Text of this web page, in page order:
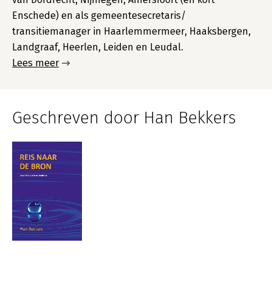
Enschede) en als gemeentesecretaris/
transitiemanager in Haarlemmermeer, Haaksbergen,
Landgraaf, Heerlen, Leiden en Leudal.
Lees meer
Geschreven door Han Bekkers